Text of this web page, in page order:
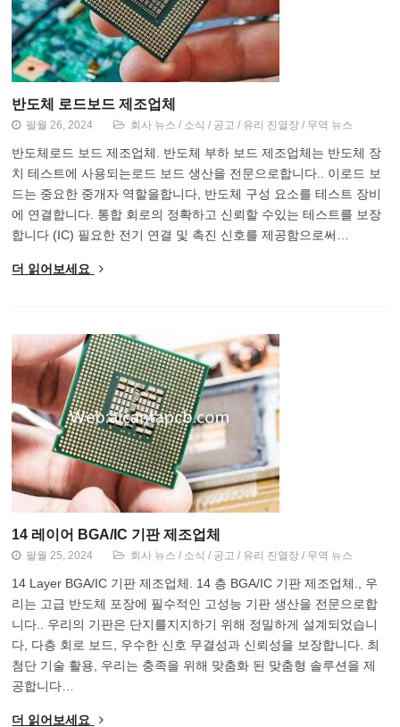
반도체 로드보드 제조업체
팔월 26, 2024 회사 뉴스 / 소식 / 공고 / 유리 진열장 / 무역 뉴스
반도체로드 보드 제조업체. 반도체 부하 보드 제조업체는 반도체 장
치 테스트에 사용되는로드 보드 생산을 전문으로합니다.. 이로드 보
드는 중요한 중개자 역할을합니다, 반도체 구성 요소를 테스트 장비
에 연결합니다. 통합 회로의 정확하고 신뢰할 수있는 테스트를 보장
합니다 (IC) 필요한 전기 연결 및 촉진 신호를 제공함으로써…
더 읽어보세요
14 레이어 BGA/IC 기판 제조업체
팔월 25, 2024 회사 뉴스 / 소식 / 공고 / 유리 진열장 / 무역 뉴스
14 Layer BGA/IC 기판 제조업체. 14 층 BGA/IC 기판 제조업체., 우
리는 고급 반도체 포장에 필수적인 고성능 기판 생산을 전문으로합
니다.. 우리의 기판은 단지를지지하기 위해 정밀하게 설계되었습니
다, 다층 회로 보드, 우수한 신호 무결성과 신뢰성을 보장합니다. 최
첨단 기술 활용, 우리는 충족을 위해 맞춤화 된 맞춤형 솔루션을 제
공합니다…
더 읽어보세요